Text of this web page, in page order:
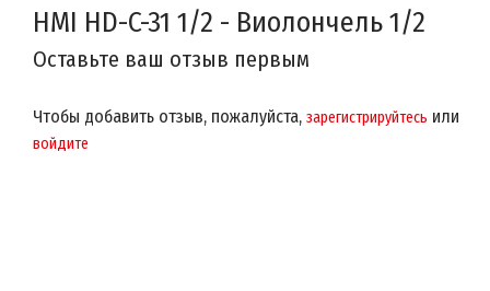
HMI HD-C-31 1/2 - Виолончель 1/2
Оставьте ваш отзыв первым
Чтобы добавить отзыв, пожалуйста, зарегистрируйтесь или
войдите